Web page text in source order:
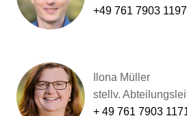
+49 761 7903 1197
Ilona Müller
stellv.
+ 49 761 7903